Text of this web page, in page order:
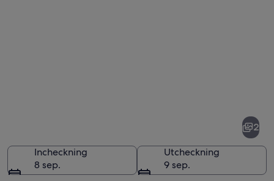
2
Incheckning
8 sep.
Utcheckning
9 sep.